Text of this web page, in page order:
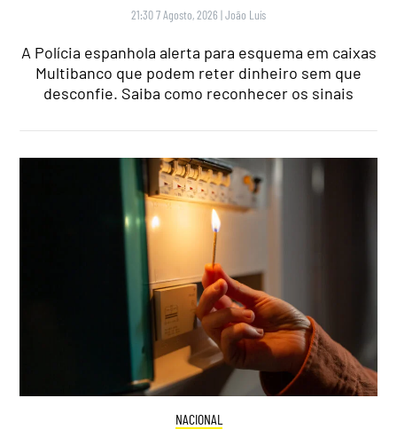
21:30 7 Agosto, 2026 |João Luís
A Polícia espanhola alerta para esquema em caixas
Multibanco que podem reter dinheiro sem que
desconfie. Saiba como reconhecer os sinais
NACIONAL